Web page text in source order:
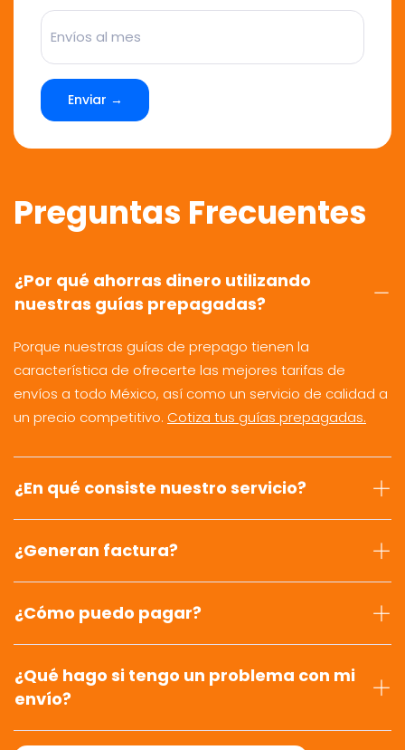
Enviar →
Preguntas Frecuentes
¿Por qué ahorras dinero utilizando
nuestras guías prepagadas?
Porque nuestras guías de prepago tienen la
característica de ofrecerte las mejores tarifas de
envíos a todo México, así como un servicio de calidad a
un precio competitivo. Cotiza tus guías prepagadas.
¿En qué consiste nuestro servicio?
¿Generan factura?
¿Cómo puedo pagar?
¿Qué hago si tengo un problema con mi
envío?